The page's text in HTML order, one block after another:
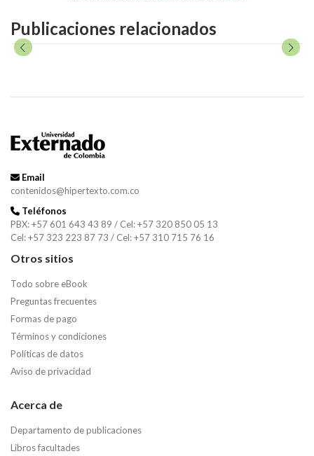
Publicaciones relacionados
Email
contenidos@hipertexto.com.co
Teléfonos
PBX: +57 601 643 43 89 / Cel: +57 320 850 05 13
Cel: +57 323 223 87 73 / Cel: +57 310 715 76 16
Otros sitios
Todo sobre eBook
Preguntas frecuentes
Formas de pago
Términos y condiciones
Políticas de datos
Aviso de privacidad
Acerca de
Departamento de publicaciones
Libros facultades